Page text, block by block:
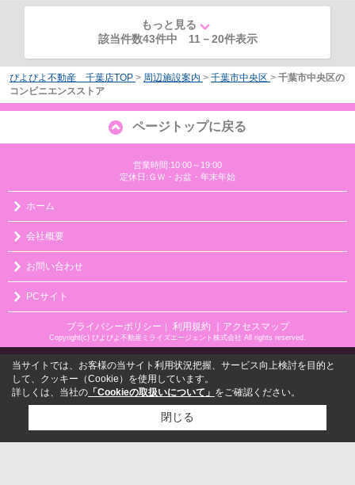
もっと見る
該当件数43件中 11 －20件表示
ぴよぴよ不動産 千葉店TOP > 周辺施設案内 > 千葉市中央区 > 千葉市中央区の
コンビニエンスストア
ページトップに戻る
営業時間:10:00～19:00
定休日:ＧＷ・お盆・年末年始
ホーム
会社概要
お問い合わせ
PCサイト
プライバシーポリシー ｜ 利用規約 ｜アクセスマップ
Copyright(c) ぴよぴよ不動産ミライズエージェント株式会社 All rights reserved.
当サイトでは、お客様の当サイト利用状況把握、サービス向上検討を目的と
して、クッキー（Cookie）を使用しています。
詳しくは、当社の 「Cookieの取扱いについて」 をご確認ください。
閉じる